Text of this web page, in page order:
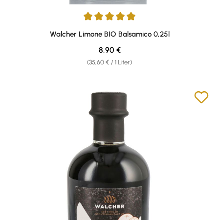
Durchschnittliche Bewertung von 5 von 5 Sternen
Walcher Limone BIO Balsamico 0,25l
(35,60 € / 1 Liter)
Regulärer Preis:
8,90 €